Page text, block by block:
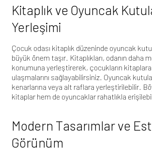
Kitaplık ve Oyuncak
Yerleşimi
Çocuk odası kitaplık düzeninde oyuncak
büyük önem taşır. Kitaplıkları, odanın daha
konumuna yerleştirerek, çocukların
ulaşmalarını sağlayabilirsiniz. Oyuncak
kenarlarına veya alt raflara yerleştirilebilir.
kitaplar hem de oyuncaklar rahatlıkla
Modern Tasarımlar ve
Görünüm